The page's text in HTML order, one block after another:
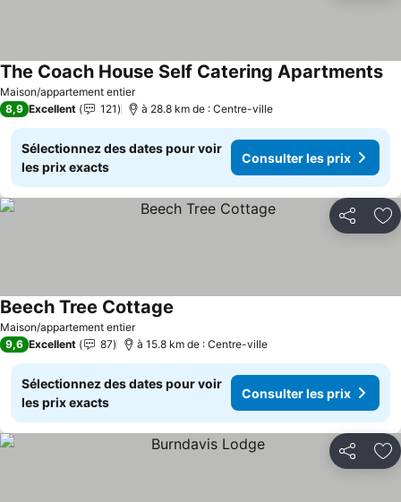
Maison/appartement entier
The Coach House Self Catering Apartments
8,9 Excellent 121 à 28.8 km de : Centre-ville
Sélectionnez des dates pour voir
les prix exacts
Consulter les prix
Partager
Maison/appartement entier
Beech Tree Cottage
9,6 Excellent 87 à 15.8 km de : Centre-ville
Sélectionnez des dates pour voir
les prix exacts
Consulter les prix
Partager